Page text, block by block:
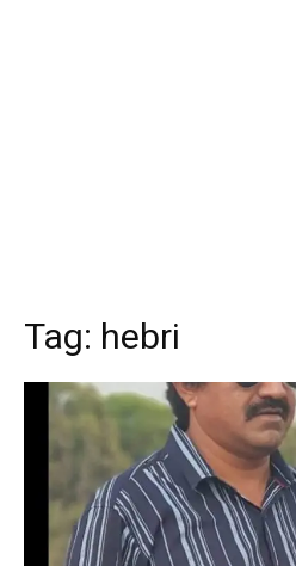
Tag: hebri